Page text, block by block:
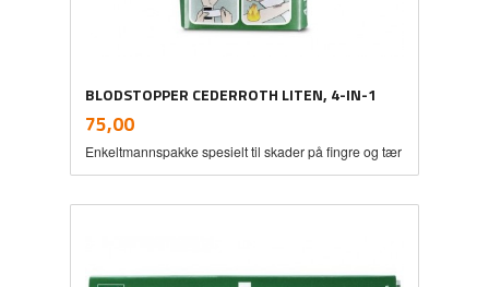
BLODSTOPPER CEDERROTH LITEN, 4-IN-1
Pris
75,00mva.
Enkeltmannspakke spesielt til skader på fingre og tær